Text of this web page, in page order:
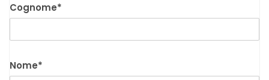
Cognome*
Nome*